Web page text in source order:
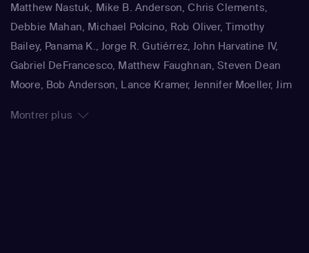
(Marge Simpson / Patty Bouvier / Selma
Bouvier)
Nancy Cartwright
(Cletus Spuckler / Kirk Van
Comic Book Guy)
Matthew Nastuk, Mike B. Anderson, Chris Clements,
Debbie Mahan, Michael Polcino, Rob Oliver, Timothy
Bailey, Panama K., Jorge R. Gutiérrez, John Harvatine IV,
Gabriel DeFrancesco, Matthew Faughnan, Steven Dean
Moore, Bob Anderson, Lance Kramer, Jennifer Moeller, Jim
Montrer plus